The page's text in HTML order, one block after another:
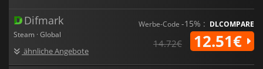
Difmark
Steam · Global
ähnliche Angebote
Werbe-Code -15% : DLCOMPARE
14.72€ 12.51€